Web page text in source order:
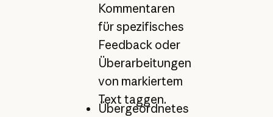
Kommentaren
für spezifisches
Feedback oder
Überarbeitungen
von markiertem
Text taggen.
Übergeordnetes